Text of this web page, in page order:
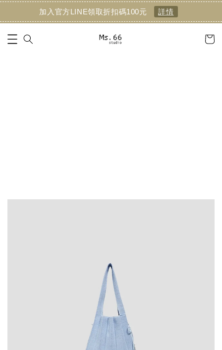
加入官方LINE領取折扣碼100元 詳情